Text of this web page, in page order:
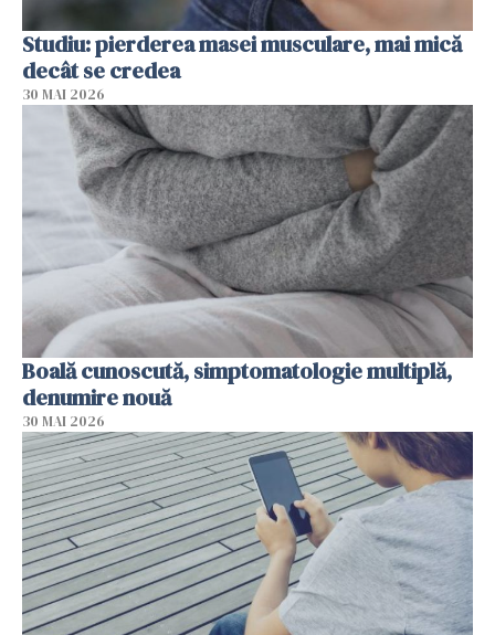
Studiu: pierderea masei musculare, mai mică
decât se credea
30 MAI 2026
Boală cunoscută, simptomatologie multiplă,
denumire nouă
30 MAI 2026